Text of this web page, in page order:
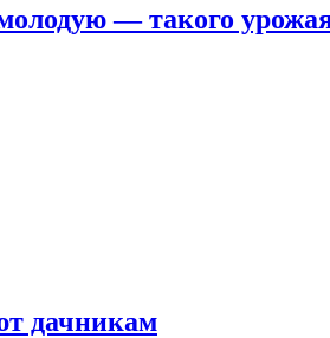
— такого
дачникам